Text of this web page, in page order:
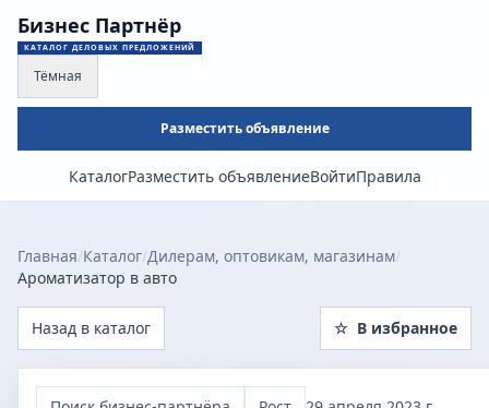
Бизнес Партнёр
КАТАЛОГ ДЕЛОВЫХ ПРЕДЛОЖЕНИЙ
Тёмная
Разместить объявление
КаталогРазместить объявлениеВойтиПравила
Главная/Каталог/Дилерам, оптовикам, магазинам/
Ароматизатор в авто
Назад в каталог ☆ В избранное